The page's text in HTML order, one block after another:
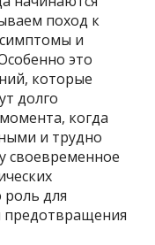
поход к
и
это
которые
долго
когда
и трудно
своевременное
для
предотвращения